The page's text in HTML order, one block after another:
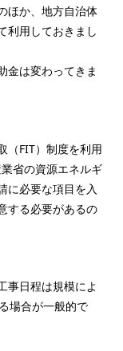
ほか、地方自治体
利用しておきまし
金は変わってきま
（FIT）制度を利用
省の資源エネルギ
に必要な項目を入
する必要があるの
事日程は規模によ
場合が一般的で